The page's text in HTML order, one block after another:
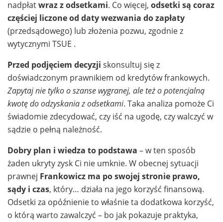
nadpłatwraz z odsetkami. Co więcej, odsetki są coraz
częściej liczone od daty wezwania do zapłaty
(przedsądowego) lub złożenia pozwu, zgodnie z
wytycznymi TSUE .
Przed podjęciem decyzji skonsultuj się z
doświadczonym prawnikiem od kredytów frankowych.
Zapytaj nie tylko o szanse wygranej, ale też o potencjalną
kwotę do odzyskania z odsetkami. Taka analiza pomoże Ci
świadomie zdecydować, czy iść na ugodę, czy walczyć w
sądzie o pełną należność.
Dobry plan i wiedza to podstawa – w ten sposób
żaden ukryty zysk Ci nie umknie. W obecnej sytuacji
prawnej Frankowicz ma po swojej stronie prawo,
sądy i czas, który… działa na jego korzyść finansową.
Odsetki za opóźnienie to właśnie ta dodatkowa korzyść,
o którą warto zawalczyć – bo jak pokazuje praktyka,